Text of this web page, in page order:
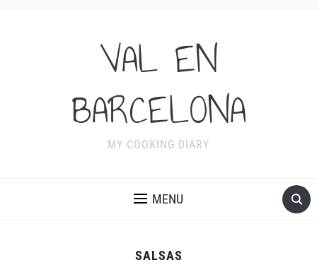
VAL EN
BARCELONA
MY COOKING DIARY
MENU
SALSAS